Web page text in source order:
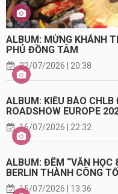
ALBUM: MỪNG KHÁNH
PHỦ ĐỒNG TÂM
22/07/2026 | 20:38
ALBUM: KIỀU BÀO CHLB
ROADSHOW EUROPE
16/07/2026 | 22:32
ALBUM: ĐÊM “VĂN HỌC
BERLIN THÀNH CÔNG
15/07/2026 | 13:36